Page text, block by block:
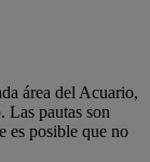
área del Acuario,
pautas son
es posible que no